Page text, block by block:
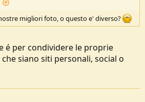
migliori foto, o questo e' diverso?
é per condividere le proprie
siano siti personali, social o